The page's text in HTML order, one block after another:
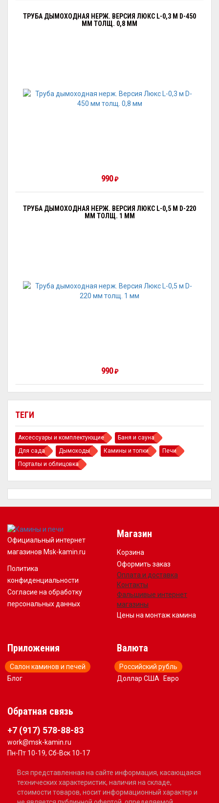
ТЕГИ
Аксессуары и комплектующие
Баня и сауна
Для сада
Дымоходы Камины и топки
Печи
Порталы и облицовка
ТРУБА ДЫМОХОДНАЯ НЕРЖ. ВЕРСИЯ ЛЮКС L-0,3 М D-450
ММ ТОЛЩ. 0,8 ММ
990₽
ТРУБА ДЫМОХОДНАЯ НЕРЖ. ВЕРСИЯ ЛЮКС L-0,5 М D-220
ММ ТОЛЩ. 1 ММ
990₽
Официальный интернет
магазинов Msk-kamin.ru
Политика
конфиденциальности
Согласие на обработку
персональных данных
Магазин
Корзина
Оформить заказ
Оплата и доставка
Контакты
Фальшивые интернет
магазины
Цены на монтаж камина
Приложения
Салон каминов и печей
Блог
Валюта
Российский рубль
Доллар США
Евро
Обратная связь
+7 (917) 578-88-83
work@msk-kamin.ru
Пн-Пт 10-19, Сб-Вск 10-17
Вся представленная на сайте информация, касающаяся
технических характеристик, наличия на складе,
стоимости товаров, носит информационный характер и